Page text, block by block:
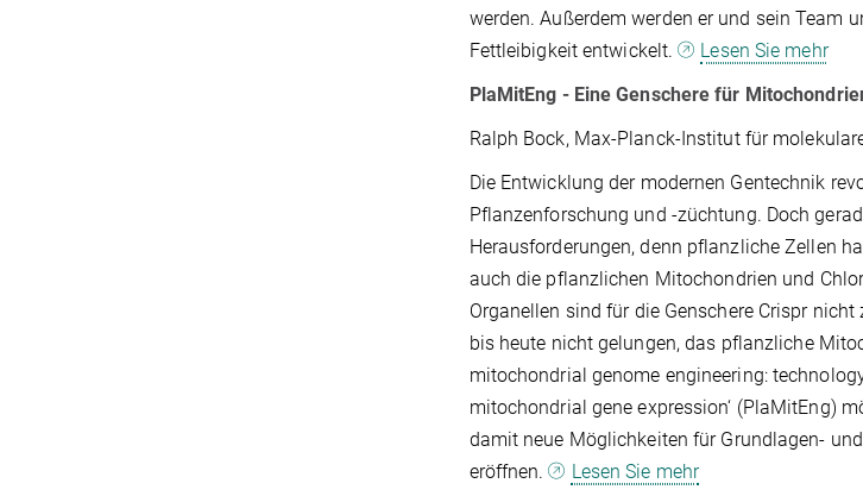
werden. Außerdem werden er und sein Team
Fettleibigkeit entwickelt.
Lesen Sie mehr
PlaMitEng - Eine Genschere für
Ralph Bock, Max-Planck-Institut für
Die Entwicklung der modernen Gentechnik
Pflanzenforschung und -züchtung. Doch
Herausforderungen, denn pflanzliche Zellen
auch die pflanzlichen Mitochondrien und
Organellen sind für die Genschere Crispr
bis heute nicht gelungen, das pflanzliche
mitochondrial genome engineering:
mitochondrial gene expression‘ (PlaMitEng)
damit neue Möglichkeiten für Grundlagen-
eröffnen.
Lesen Sie mehr